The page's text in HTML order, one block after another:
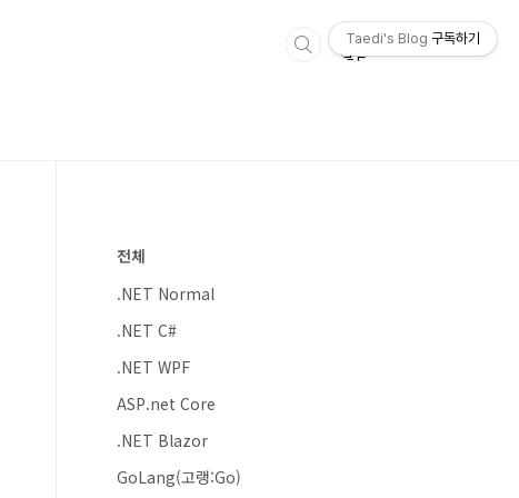
전체
.NET Normal
.NET C#
.NET WPF
ASP.net Core
.NET Blazor
GoLang(고랭:Go)
Taedi's Blog 구독하기